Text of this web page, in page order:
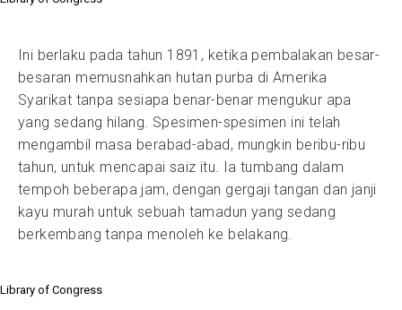
Ini berlaku pada tahun 1891, ketika pembalakan besar-
besaran memusnahkan hutan purba di Amerika
Syarikat tanpa sesiapa benar-benar mengukur apa
yang sedang hilang. Spesimen-spesimen ini telah
mengambil masa berabad-abad, mungkin beribu-ribu
tahun, untuk mencapai saiz itu. Ia tumbang dalam
tempoh beberapa jam, dengan gergaji tangan dan janji
kayu murah untuk sebuah tamadun yang sedang
berkembang tanpa menoleh ke belakang.
Library of Congress